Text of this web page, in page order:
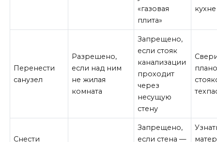
«газовая
плита»
кухне
Перенести
санузел
Разрешено,
если над ним
не жилая
комната
Запрещено,
если стояк
канализации
проходит
через
несущую
стену
Снести
Запрещено,
если стена —